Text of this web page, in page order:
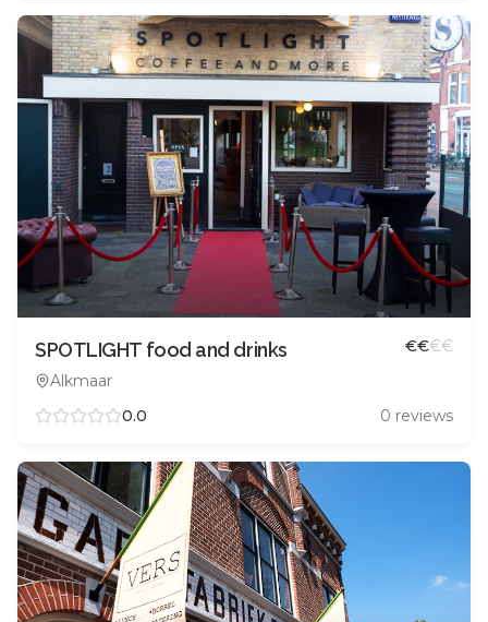
SPOTLIGHT food and drinks
Alkmaar
€€€€
0.0 0 reviews